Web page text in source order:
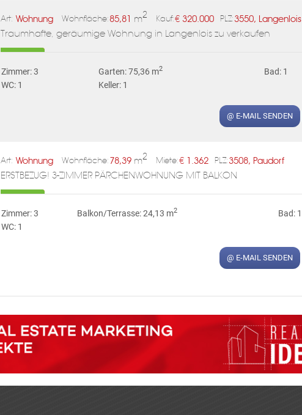
Art: Wohnung Wohnfläche:85,81 m2 Kauf:€ 320.000 PLZ:3550, Langenlois
Traumhafte, geräumige Wohnung in Langenlois zu verkaufen
Zimmer: 3 Garten: 75,36 m2
Bad: 1
WC: 1
Keller: 1
@ E-MAIL SENDEN
Art: Wohnung Wohnfläche:78,39 m2 Miete:€ 1.362 PLZ:3508, Paudorf
ERSTBEZUG! 3-ZIMMER PÄRCHENWOHNUNG MIT BALKON
Zimmer: 3 Balkon/Terrasse: 24,13 m2
Bad: 1
WC: 1
@ E-MAIL SENDEN